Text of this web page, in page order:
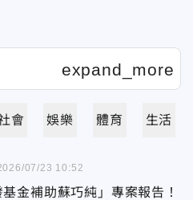
會 娛樂 體育 生活
基金補助蘇巧純」專案報告！
07/23 10:52